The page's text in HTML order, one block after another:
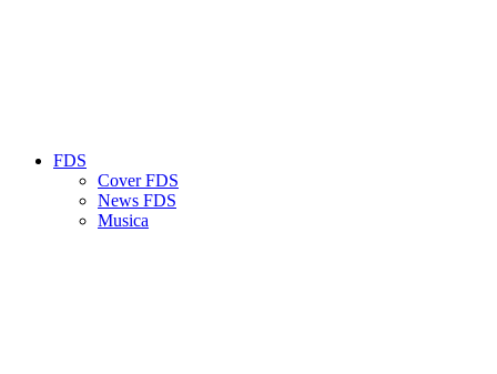
FDS
Cover FDS
News FDS
Musica